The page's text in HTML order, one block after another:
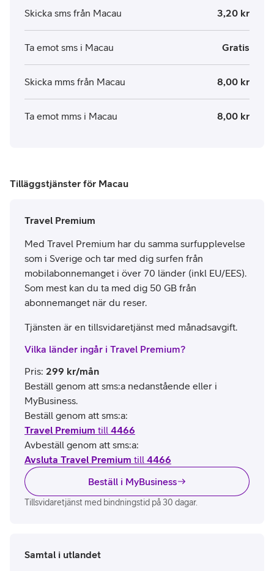
Skicka sms från Macau 3,20 kr
Ta emot sms i Macau Gratis
Skicka mms från Macau 8,00 kr
Ta emot mms i Macau 8,00 kr
Tilläggstjänster för Macau
Travel Premium
Med Travel Premium har du samma surfupplevelse
som i Sverige och tar med dig surfen från
mobilabonnemanget i över 70 länder (inkl EU/EES).
Som mest kan du ta med dig 50 GB från
abonnemanget när du reser.
Tjänsten är en tillsvidaretjänst med månadsavgift.
Vilka länder ingår i Travel Premium?
Pris: 299 kr/mån
Beställ genom att sms:a nedanstående eller i
MyBusiness.
Beställ genom att sms:a:
Travel Premium till 4466
Avbeställ genom att sms:a:
Avsluta Travel Premium till 4466
Beställ i MyBusiness
Tillsvidaretjänst med bindningstid på 30 dagar.
Samtal i utlandet